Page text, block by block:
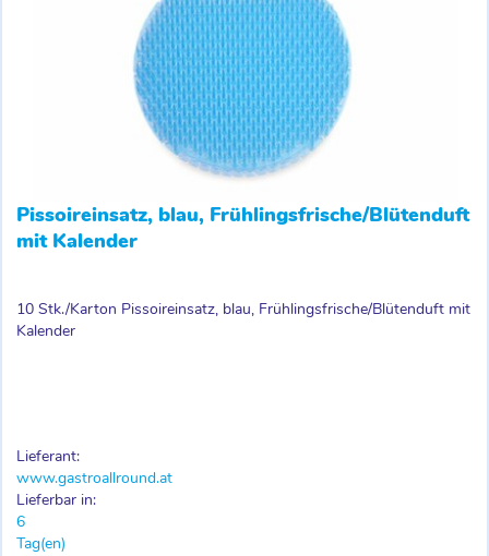
Pissoireinsatz, blau, Frühlingsfrische/Blütenduft
mit Kalender
10 Stk./Karton Pissoireinsatz, blau, Frühlingsfrische/Blütenduft mit
Kalender
Lieferant:
www.gastroallround.at
Lieferbar in:
6
Tag(en)